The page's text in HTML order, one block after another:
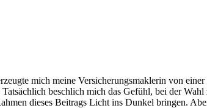
mich meine Versicherungsmaklerin von
beschlich mich das Gefühl, bei der
dieses Beitrags Licht ins Dunkel bringen.